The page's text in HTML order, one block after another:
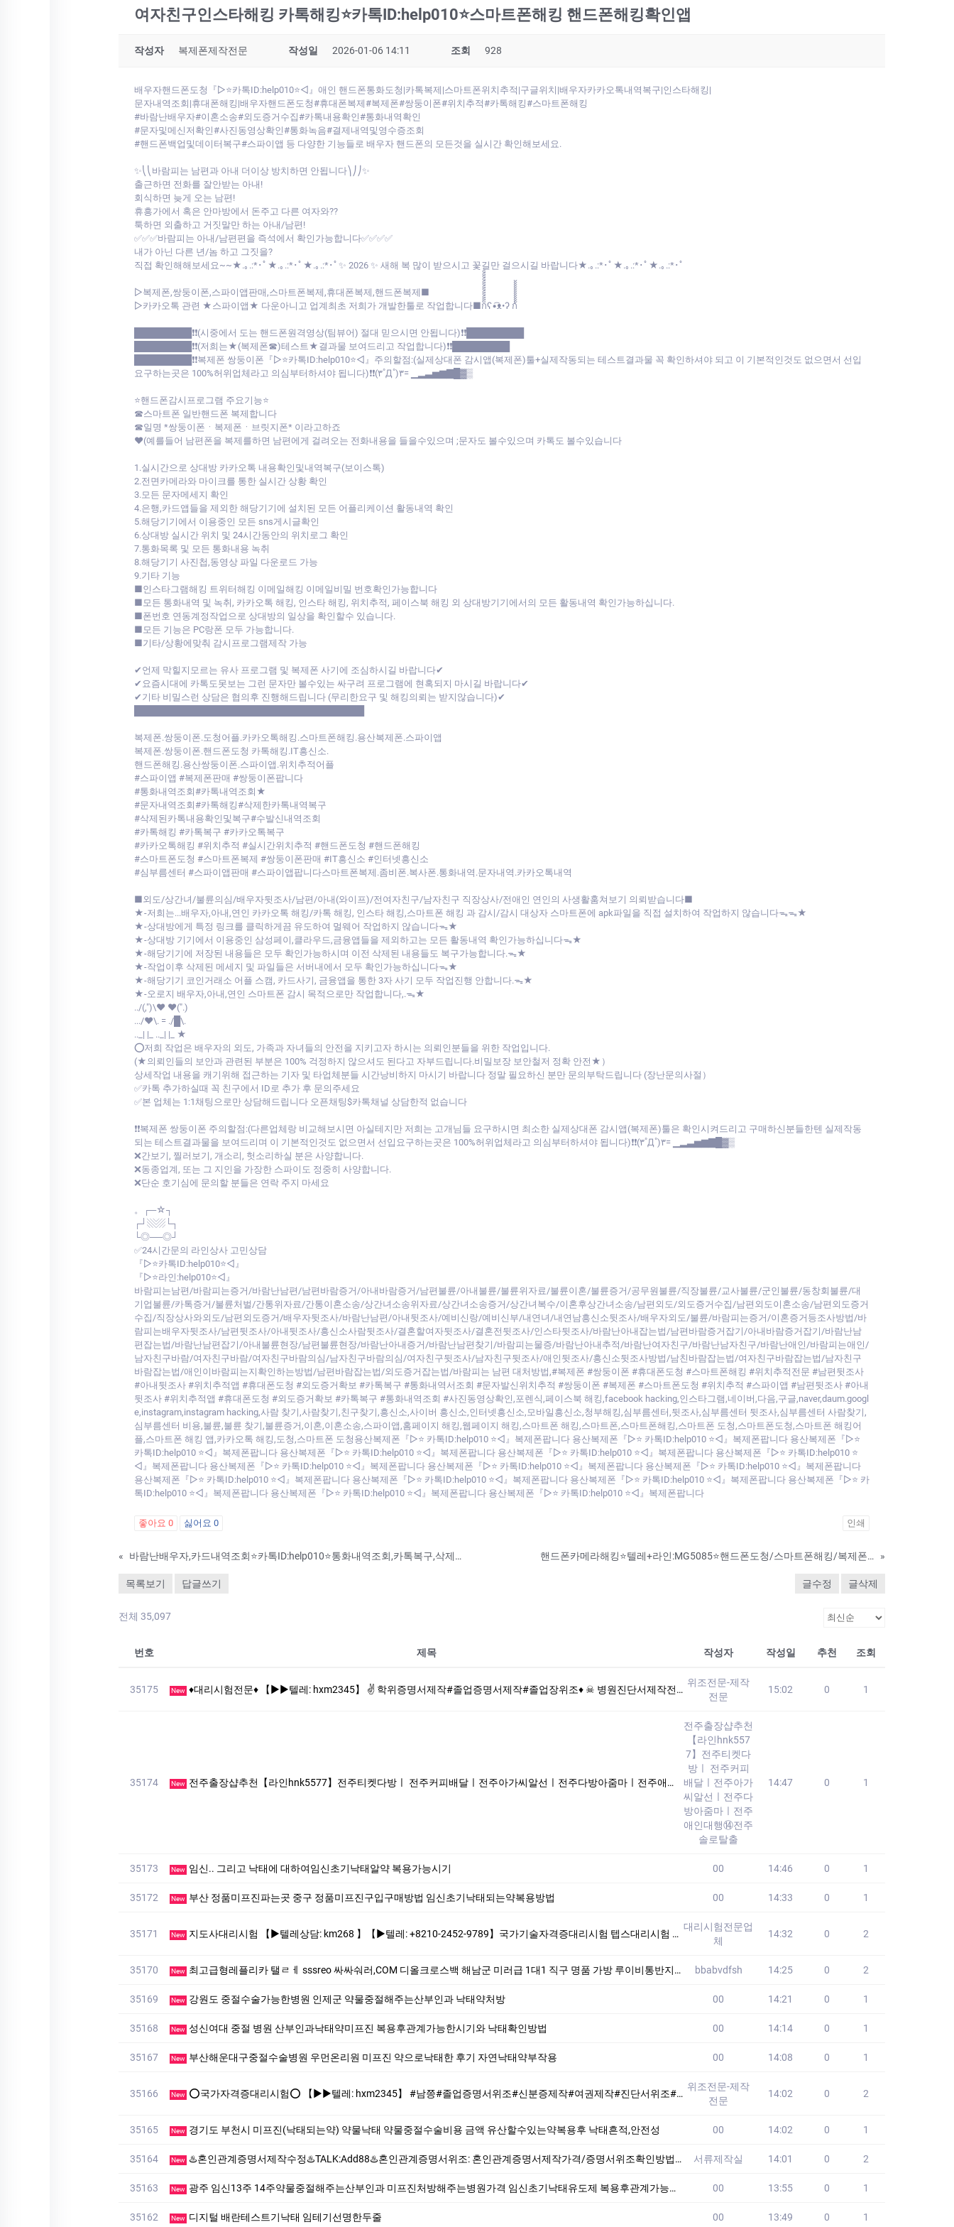
여자친구인스타해킹 카톡해킹⭐카톡ID:help010⭐스마트폰해킹 핸드폰해킹확인앱
작성자 복제폰제작전문 작성일 2026-01-06 14:11 조회 928
배우자핸드폰도청『▷⭐카톡ID:help010⭐◁』애인 핸드폰통화도청|카톡복제|스마트폰위치추적|구글위치|배우자카카오톡내역복구|인스타해킹|
문자내역조회|휴대폰해킹|배우자핸드폰도청#휴대폰복제#복제폰#쌍둥이폰#위치추적#카톡해킹#스마트폰해킹
#바람난배우자#이혼소송#외도증거수집#카톡내용확인#통화내역확인
#문자및메신저확인#사진동영상확인#통화녹음#결제내역및영수증조회
#핸드폰백업및데이터복구#스파이앱 등 다양한 기능들로 배우자 핸드폰의 모든것을 실시간 확인해보세요.
✨⎝⎝바람피는 남편과 아내 더이상 방치하면 안됩니다⎞⎠⎠✨
출근하면 전화를 잘안받는 아내!
회식하면 늦게 오는 남편!
휴흥가에서 혹은 안마방에서 돈주고 다른 여자와??
툭하면 외출하고 거짓말만 하는 아내/남편!
✅✅✅바람피는 아내/남편편을 즉석에서 확인가능합니다✅✅✅✅
내가 아닌 다른 년/놈 하고 그짓을?
직접 확인해해보세요~~★.｡.:*･ﾟ★.｡.:*･ﾟ★.｡.:*･ﾟ✨ 2026 ✨ 새해 복 많이 받으시고 꽃길만 걸으시길 바랍니다★.｡.:*･ﾟ★.｡.:*･ﾟ★.｡.:*･ﾟ
▷복제폰,쌍둥이폰,스파이앱판매,스마트폰복제,휴대폰복제,핸드폰복제■
▷카카오톡 관련 ★스파이앱★ 다운아니고 업계최초 저희가 개발한툴로 작업합니다■ก็็็็็็็็็็็็็ʕ•͡ᴥ•ʔ ก้้้้้้้้้้้
█████████❗❗(시중에서 도는 핸드폰원격영상(팀뷰어) 절대 믿으시면 안됩니다)❗❗█████████
█████████❗❗(저희는★(복제폰☎)테스트★결과물 보여드리고 작업합니다)❗❗█████████
█████████❗❗복제폰 쌍둥이폰『▷⭐카톡ID:help010⭐◁』주의할점:(실제상대폰 감시앱(복제폰)툴+실제작동되는 테스트결과물 꼭 확인하셔야 되고 이 기본적인것도 없으면서 선입
요구하는곳은 100%허위업체라고 의심부터하셔야 됩니다)❗❗(۳˚Д˚)۳= ▁▂▃▅▆▇█▓▒
⭐핸드폰감시프로그램 주요기능⭐
☎스마트폰 일반핸드폰 복제합니다
☎일명 *쌍둥이폰ㆍ복제폰ㆍ브릿지폰* 이라고하죠
♥(예를들어 남편폰을 복제를하면 남편에게 걸려오는 전화내용을 들을수있으며 ;문자도 볼수있으며 카톡도 볼수있습니다
1.실시간으로 상대방 카카오톡 내용확인및내역복구(보이스톡)
2.전면카메라와 마이크를 통한 실시간 상황 확인
3.모든 문자메세지 확인
4.은행,카드앱들을 제외한 해당기기에 설치된 모든 어플리케이션 활동내역 확인
5.해당기기에서 이용중인 모든 sns게시글확인
6.상대방 실시간 위치 및 24시간동안의 위치로그 확인
7.통화목록 및 모든 통화내용 녹취
8.해당기기 사진첩,동영상 파일 다운로드 가능
9.기타 기능
■인스타그램해킹 트위터해킹 이메일해킹 이메일비밀 번호확인가능합니다
■모든 통화내역 및 녹취, 카카오톡 해킹, 인스타 해킹, 위치추적, 페이스북 해킹 외 상대방기기에서의 모든 활동내역 확인가능하십니다.
■폰번호 연동계정작업으로 상대방의 일상을 확인할수 있습니다.
■모든 기능은 PC랑폰 모두 가능합니다.
■기타/상황에맞춰 감시프로그램제작 가능
✔언제 막힐지모르는 유사 프로그램 및 복제폰 사기에 조심하시길 바랍니다✔
✔요즘시대에 카톡도못보는 그런 문자만 볼수있는 싸구려 프로그램에 현혹되지 마시길 바랍니다✔
✔기타 비밀스런 상담은 협의후 진행해드립니다 (무리한요구 및 해킹의뢰는 받지않습니다)✔
복제폰.쌍둥이폰.도청어플.카카오톡해킹.스마트폰해킹.용산복제폰.스파이앱
복제폰.쌍둥이폰.핸드폰도청 카톡해킹.IT흥신소.
핸드폰해킹.용산쌍둥이폰.스파이앱.위치추적어플
#스파이앱 #복제폰판매 #쌍둥이폰팝니다
#통화내역조회#카톡내역조회★
#문자내역조회#카톡해킹#삭제한카톡내역복구
#삭제된카톡내용확인및복구#수발신내역조회
#카톡해킹 #카톡복구 #카카오톡복구
#카카오톡해킹 #위치추적 #실시간위치추적 #핸드폰도청 #핸드폰해킹
#스마트폰도청 #스마트폰복제 #쌍둥이폰판매 #IT흥신소 #인터넷흥신소
#심부름센터 #스파이앱판매 #스파이앱팝니다스마트폰복제.좀비폰.복사폰.통화내역.문자내역.카카오톡내역
■외도/상간녀/불륜의심/배우자뒷조사/남편/아내(와이프)/전여자친구/남자친구 직장상사/전애인 연인의 사생활훔쳐보기 의뢰받습니다■
★-저희는...배우자,아내,연인 카카오톡 해킹/카톡 해킹, 인스타 해킹,스마트폰 해킹 과 감시/감시 대상자 스마트폰에 apk파일을 직접 설치하여 작업하지 않습니다ᯓᯓ★
★-상대방에게 특정 링크를 클릭하게끔 유도하여 멀웨어 작업하지 않습니다ᯓ★
★-상대방 기기에서 이용중인 삼성페이,클라우드,금융앱들을 제외하고는 모든 활동내역 확인가능하십니다ᯓ★
★-해당기기에 저장된 내용들은 모두 확인가능하시며 이전 삭제된 내용들도 복구가능합니다.ᯓ★
★-작업이후 삭제된 메세지 및 파일들은 서버내에서 모두 확인가능하십니다ᯓ★
★-해당기기 코인거래소 어플 스캠, 카드사기, 금융앱을 통한 3자 사기 모두 작업진행 안합니다.ᯓ★
★-오로지 배우자,아내,연인 스마트폰 감시 목적으로만 작업합니다,.ᯓ★
../(,")\♥ ♥(".)
.../♥\. = ./█\.
.._| |_ .._| |_ ★
⭕저희 작업은 배우자의 외도, 가족과 자녀들의 안전을 지키고자 하시는 의뢰인분들을 위한 작업입니다.
(★의뢰인들의 보안과 관련된 부분은 100% 걱정하지 않으셔도 된다고 자부드립니다.비밀보장 보안철저 정확 안전★）
상세작업 내용을 캐기위해 접근하는 기자 및 타업체분들 시간낭비하지 마시기 바랍니다 정말 필요하신 분만 문의부탁드립니다 (장난문의사절）
✅카톡 추가하실때 꼭 친구에서 ID로 추가 후 문의주세요
✅본 업체는 1:1채팅으로만 상담해드립니다 오픈채팅$카톡채널 상담한적 없습니다
❗❗복제폰 쌍둥이폰 주의할점:(다른업체랑 비교해보시면 아실테지만 저희는 고개님들 요구하시면 최소한 실제상대폰 감시앱(복제폰)툴은 확인시켜드리고 구매하신분들한텐 실제작동
되는 테스트결과물을 보여드리며 이 기본적인것도 없으면서 선입요구하는곳은 100%허위업체라고 의심부터하셔야 됩니다)❗❗(۳˚Д˚)۳= ▁▂▃▅▆▇█▓▒
❌간보기, 찔러보기, 개소리, 헛소리하실 분은 사양합니다.
❌동종업계, 또는 그 지인을 가장한 스파이도 정중히 사양합니다.
❌단순 호기심에 문의할 분들은 연락 주지 마세요
。┌─☆┐
┌┘▧▨└┐
└◎──◎┘
✅24시간문의 라인상사 고민상담
『▷⭐카톡ID:help010⭐◁』
『▷⭐라인:help010⭐◁』
바람피는남편/바람피는증거/바람난남편/남편바람증거/아내바람증거/남편불륜/아내불륜/불륜위자료/불륜이혼/불륜증거/공무원불륜/직장불륜/교사불륜/군인불륜/동창회불륜/대
기업불륜/카톡증거/불륜처벌/간통위자료/간통이혼소송/상간녀소송위자료/상간녀소송증거/상간녀복수/이혼후상간녀소송/남편외도/외도증거수집/남편외도이혼소송/남편외도증거
수집/직장상사와외도/남편외도증거/배우자뒷조사/바람난남편/아내뒷조사/예비신랑/예비신부/내연녀/내연남흥신소뒷조사/배우자외도/불륜/바람피는증거/이혼증거등조사방법/바
람피는배우자뒷조사/남편뒷조사/아내뒷조사/흥신소사람뒷조사/결혼할여자뒷조사/결혼전뒷조사/인스타뒷조사/바람난아내잡는법/남편바람증거잡기/아내바람증거잡기/바람난남
편잡는법/바람난남편잡기/아내불륜현장/남편불륜현장/바람난아내증거/바람난남편찾기/바람피는물증/바람난아내추적/바람난여자친구/바람난남자친구/바람난애인/바람피는애인/
남자친구바람/여자친구바람/여자친구바람의심/남자친구바람의심/여자친구뒷조사/남자친구뒷조사/애인뒷조사/흥신소뒷조사방법/남친바람잡는법/여자친구바람잡는법/남자친구
바람잡는법/애인이바람피는지확인하는방법/남편바람잡는법/외도증거잡는법/바람피는 남편 대처방법,#복제폰 #쌍둥이폰 #휴대폰도청 #스마트폰해킹 #위치추적전문 #남편뒷조사
#아내뒷조사 #위치추적앱 #휴대폰도청 #외도증거확보 #카톡복구 #통화내역서조회 #문자발신위치추적 #쌍둥이폰 #복제폰 #스마트폰도청 #위치추적 #스파이앱 #남편뒷조사 #아내
뒷조사 #위치추적앱 #휴대폰도청 #외도증거확보 #카톡복구 #통화내역조회 #사진동영상확인,포렌식,페이스북 해킹,facebook hacking,인스타그램,네이버,다음,구글,naver,daum.googl
e,instagram,instagram hacking,사람 찾기,사람찾기,친구찾기,흥신소,사이버 흥신소,인터넷흥신소,모바일흥신소,청부해킹,심부름센터,뒷조사,심부름센터 뒷조사,심부름센터 사람찾기,
심부름센터 비용,불륜,불륜 찾기,불륜증거,이혼,이혼소송,스파이앱,홈페이지 해킹,웹페이지 해킹,스마트폰 해킹,스마트폰,스마트폰해킹,스마트폰 도청,스마트폰도청,스마트폰 해킹어
플,스마트폰 해킹 앱,카카오톡 해킹,도청,스마트폰 도청용산복제폰『▷⭐ 카톡ID:help010 ⭐◁』복제폰팝니다 용산복제폰『▷⭐ 카톡ID:help010 ⭐◁』복제폰팝니다 용산복제폰『▷⭐
카톡ID:help010 ⭐◁』복제폰팝니다 용산복제폰『▷⭐ 카톡ID:help010 ⭐◁』복제폰팝니다 용산복제폰『▷⭐ 카톡ID:help010 ⭐◁』복제폰팝니다 용산복제폰『▷⭐ 카톡ID:help010 ⭐
◁』복제폰팝니다 용산복제폰『▷⭐ 카톡ID:help010 ⭐◁』복제폰팝니다 용산복제폰『▷⭐ 카톡ID:help010 ⭐◁』복제폰팝니다 용산복제폰『▷⭐ 카톡ID:help010 ⭐◁』복제폰팝니다
용산복제폰『▷⭐ 카톡ID:help010 ⭐◁』복제폰팝니다 용산복제폰『▷⭐ 카톡ID:help010 ⭐◁』복제폰팝니다 용산복제폰『▷⭐ 카톡ID:help010 ⭐◁』복제폰팝니다 용산복제폰『▷⭐ 카
톡ID:help010 ⭐◁』복제폰팝니다 용산복제폰『▷⭐ 카톡ID:help010 ⭐◁』복제폰팝니다 용산복제폰『▷⭐ 카톡ID:help010 ⭐◁』복제폰팝니다
좋아요 0 싫어요 0 인쇄
« 바람난배우자,카드내역조회⭐카톡ID:help010⭐통화내역조회,카톡복구,삭제한휴대폰내역확인,외도증거수집 핸드폰카메라해킹⭐텔레+라인:MG5085⭐핸드폰도청/스마트폰해킹/복제폰/쌍둥이폰/스파이앱원격설치/사람뒷조사흥신소 »
목록보기 답글쓰기 글수정 글삭제
전체 35,097
번호 제목 작성자 작성일 추천 조회
35175 New ♦대리시험전문♦ 【▶▶텔레: hxm2345】 ✌ 학위증명서제작#졸업증명서제작#졸업장위조♦ ☠ 병원진단서제작전문 【▶▶텔레: hxm2345】 ✡ ☑☑ ː빠르고 정확하게 답변드리도록하겠습니다.✈☢ ♀☃ ː고퀄리티를 원하시는분
위조전문-제작
전문
15:02 0 1
35174 New 전주출장샵추천【라인hnk5577】전주티켓다방ㅣ 전주커피배달ㅣ전주아가씨알선ㅣ전주다방아줌마ㅣ전주애인대행⑭전주솔로탈출
전주출장샵추천
【라인hnk557
7】전주티켓다
방ㅣ 전주커피
배달ㅣ전주아가
씨알선ㅣ전주다
방아줌마ㅣ전주
애인대행⑭전주
솔로탈출
14:47 0 1
35173 New 임신.. 그리고 낙태에 대하여임신초기낙­태알약 복용가능시기 00 14:46 0 1
35172 New 부산 정품미프진파는곳 중구 정품미프진구입구매방법 임신초기낙태되는약복용방법 00 14:33 0 1
35171 New 지도사대리시험 【▶텔레상담: km268 】【▶텔레: +8210-2452-9789】국가기술자격증대리시험 텝스대리시험 토익대리시험 ✅본 업체는 1:1채팅으로만 상담해드립니다 오픈채팅$텔레채널/그룹 상담한적 없습니다!! 24시간
대리시험전문업
체
14:32 0 2
35170 New 최고급형레플리카 탤ㄹㅔ sssreo 싸싸숴러,COM 디올크로스백 해남군 미러급 1대1 직구 명품 가방 루이비통반지갑 이탈리아명품 VTP bbabvdfsh 14:25 0 2
35169 New 강원도 중절수술가능한병원 인제군 약물중절해주는산부인과 낙­태약처방 00 14:21 0 1
35168 New 성신여대 중절 병원 산부인과낙태약미프진 복용후관계가능한시기와 낙태확인방법 00 14:14 0 1
35167 New 부산해운대구중절수술병원 우먼온리원 미프진 약으로낙태한 후기 자연낙태약부작용 00 14:08 0 1
35166 New ⭕️국가자격증대리시험⭕️ 【▶▶텔레: hxm2345】 #남쯩#졸업증명서위조#신분증제작#여권제작#진단서위조#여쯩⭕️ #자격증대리시험 #토익대리시험 #텝스대리시험 #수능대리시험 #토익스피킹대리시험 #텝스스피킹대리시험 #전기기사대리시
위조전문-제작
전문
14:02 0 2
35165 New 경기도 부천시 미프진(낙태되는약) 약물낙태 약물중절수술비용 금액 유산할수있는약복용후 낙태흔적,안전성 00 14:02 0 1
35164 New ♨️혼인관계증명서제작수정♨️TALK:Add88♨️혼인관계증명서위조: 혼인관계증명서제작가격/증명서위조확인방법 제작:위조 이혼확인서 혼인관계증명서 제작/위조 통장위조업체 졸업증명서제작 학력증명서위조 -빠른제작/확실한퀄리티/원본 서류제작실 14:01 0 2
35163 New 광주 임신13주 14주약물중절해주는산부인과 미프진처방해주는병원가격 임신초기낙태유도제 복용후관계가능한시기와 낙태확인방법 00 13:55 0 1
35162 New 디지털 배란테스트기낙태 임테기선명한두줄 00 13:49 0 1